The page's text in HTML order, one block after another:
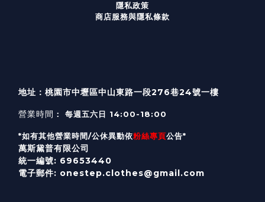
隱私政策
商店服務與隱私條款
地址：桃園市中壢區中山東路一段276巷24號一樓
營業時間 ： 每週五六日 14:00-18:00
*如有其他營業時間/公休異動依粉絲專頁公告*
萬斯黛普有限公司
統一編號: 69653440
電子郵件: onestep.clothes@gmail.com